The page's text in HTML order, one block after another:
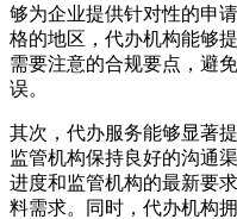
够为企业提供针对性的申
格的地区，代办机构能够
需要注意的合规要点，避
误。
其次，代办服务能够显著
监管机构保持良好的沟通
进度和监管机构的最新要
料需求。同时，代办机构